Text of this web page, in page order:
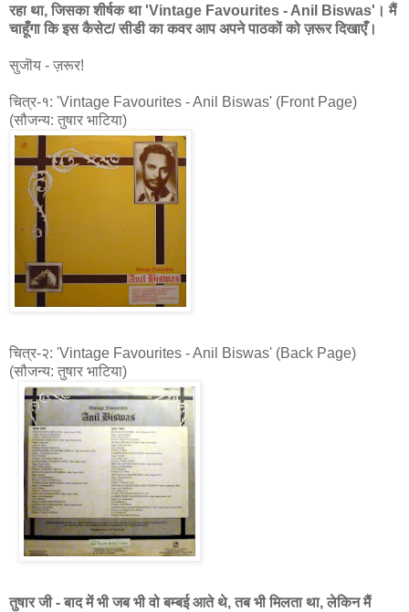
रहा था, जिसका शीर्षक था 'Vintage Favourites - Anil Biswas'। मैं
चाहूँगा कि इस कैसेट/ सीडी का कवर आप अपने पाठकों को ज़रूर दिखाएँ।
सुजॊय - ज़रूर!
चित्र-१: 'Vintage Favourites - Anil Biswas' (Front Page)
(सौजन्य: तुषार भाटिया)
चित्र-२: 'Vintage Favourites - Anil Biswas' (Back Page)
(सौजन्य: तुषार भाटिया)
तुषार जी - बाद में भी जब भी वो बम्बई आते थे, तब भी मिलता था, लेकिन मैं